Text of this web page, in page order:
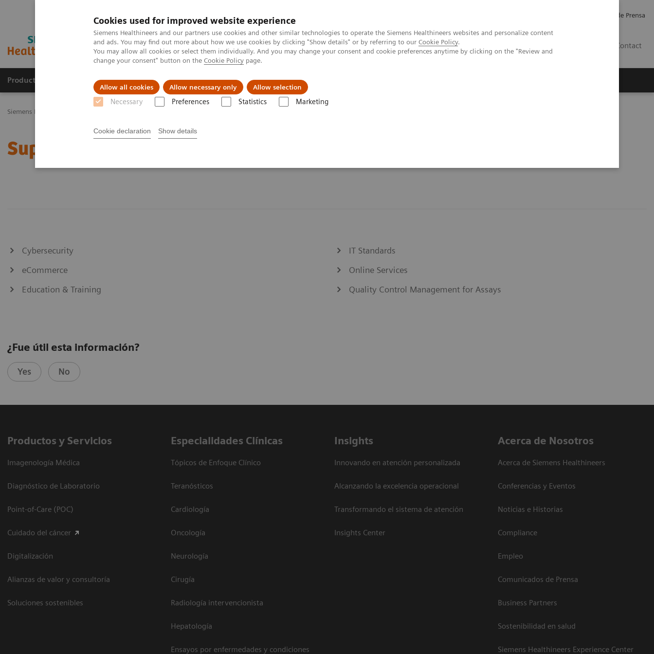
Cookies used for improved website experience
Siemens Healthineers and our partners use cookies and other similar technologies to operate the Siemens Healthineers websites and personalize content
and ads. You may find out more about how we use cookies by clicking "Show details" or by referring to our Cookie Policy.
You may allow all cookies or select them individually. And you may change your consent and cookie preferences anytime by clicking on the "Review and
change your consent" button on the Cookie Policy page.
Allow all cookies Allow necessary only Allow selection
Necessary Preferences Statistics Marketing
Cookie declaration Show details
Comunicados de Prensa
Contact
Productos y servicios Especialidades Clínicas Servicios post venta
Siemens Healthineers Latinoamérica
Support & Documentation
Cybersecurity
eCommerce
Education & Training
IT Standards
Online Services
Quality Control Management for Assays
¿Fue útil esta información?
Yes No
Productos y Servicios
Imagenología Médica
Diagnóstico de Laboratorio
Point-of-Care (POC)
Cuidado del cáncer
Digitalización
Alianzas de valor y consultoría
Soluciones sostenibles
Especialidades Clínicas
Tópicos de Enfoque Clínico
Teranósticos
Cardiología
Oncología
Neurología
Cirugía
Radiología intervencionista
Hepatología
Ensayos por enfermedades y condiciones
Insights
Innovando en atención personalizada
Alcanzando la excelencia operacional
Transformando el sistema de atención
Insights Center
Acerca de Nosotros
Acerca de Siemens Healthineers
Conferencias y Eventos
Noticias e Historias
Compliance
Empleo
Comunicados de Prensa
Business Partners
Sostenibilidad en salud
Siemens Healthineers Experience Center